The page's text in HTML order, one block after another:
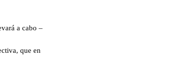
a cabo –
que en